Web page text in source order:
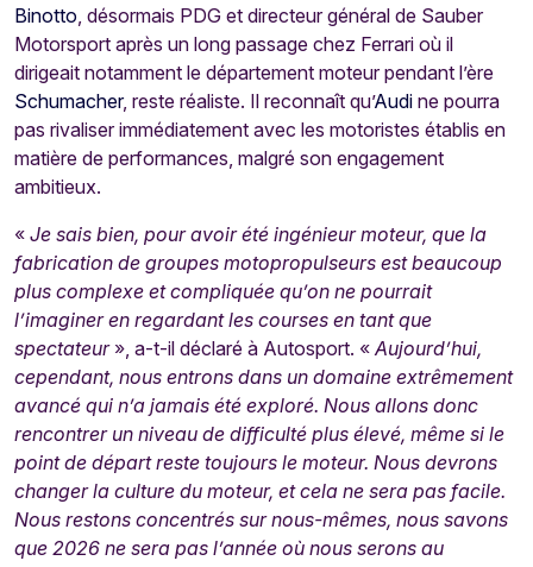
Binotto, désormais PDG et directeur général de Sauber
Motorsport après un long passage chez Ferrari où il
dirigeait notamment le département moteur pendant l’ère
Schumacher, reste réaliste. Il reconnaît qu’Audi ne pourra
pas rivaliser immédiatement avec les motoristes établis en
matière de performances, malgré son engagement
ambitieux.
« Je sais bien, pour avoir été ingénieur moteur, que la
fabrication de groupes motopropulseurs est beaucoup
plus complexe et compliquée qu’on ne pourrait
l’imaginer en regardant les courses en tant que
spectateur», a-t-il déclaré à Autosport. «Aujourd’hui,
cependant, nous entrons dans un domaine extrêmement
avancé qui n’a jamais été exploré. Nous allons donc
rencontrer un niveau de difficulté plus élevé, même si le
point de départ reste toujours le moteur. Nous devrons
changer la culture du moteur, et cela ne sera pas facile.
Nous restons concentrés sur nous-mêmes, nous savons
que 2026 ne sera pas l’année où nous serons au